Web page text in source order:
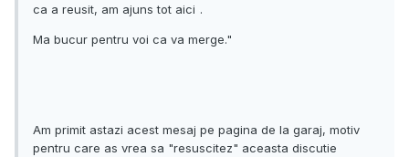
ca a reusit, am ajuns tot aici .
Ma bucur pentru voi ca va merge."
Am primit astazi acest mesaj pe pagina de la garaj, motiv
pentru care as vrea sa "resuscitez" aceasta discutie